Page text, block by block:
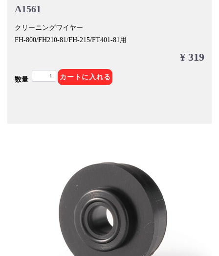
A1561
クリーニングワイヤー
FH-800/FH210-81/FH-215/FT401-81用
¥ 319
数量 カートに入れる